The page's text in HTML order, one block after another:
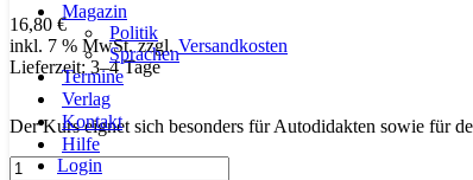
Magazin
Politik
Sprachen
Termine
Verlag
Kontakt
Hilfe
Login
16,80 €
inkl. 7 % MwSt. zzgl.Versandkosten
Lieferzeit: 3–4 Tage
Der Kurs eignet sich besonders für Autodidakten sowie für
Bosnisch